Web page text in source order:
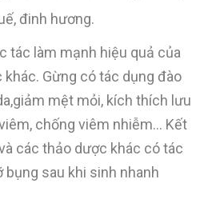
đinh hương.
tác làm mạnh hiệu quả của
Gừng có tác dụng đào
mệt mỏi, kích thích lưu
chống viêm nhiễm… Kết
các thảo dược khác có tác
bụng sau khi sinh nhanh